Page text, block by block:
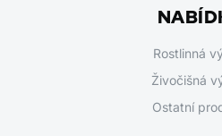
Rostlinná
Živočišná
Ostatní